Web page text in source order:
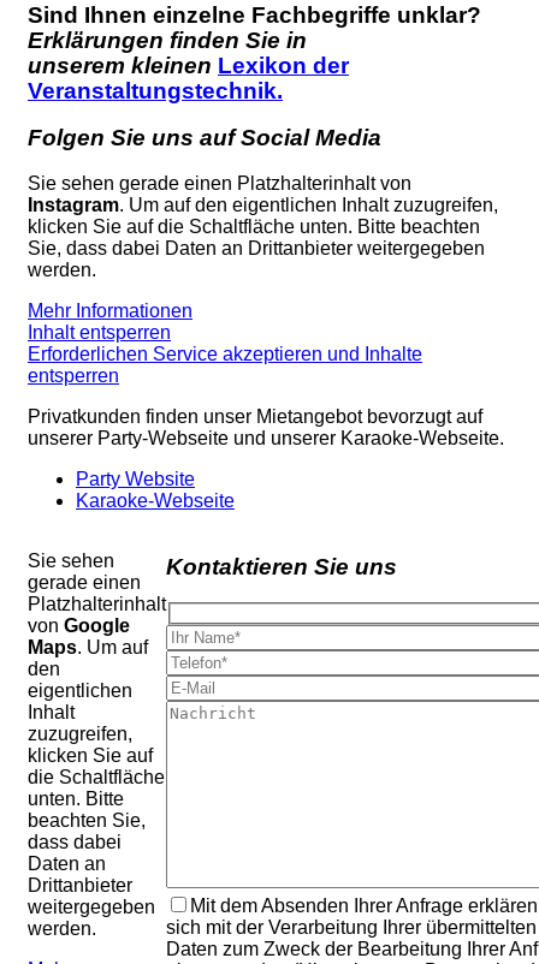
Sind Ihnen einzelne Fachbegriffe unklar?
Erklärungen finden Sie in
unserem kleinen Lexikon der
Veranstaltungstechnik.
Folgen Sie uns auf Social Media
Sie sehen gerade einen Platzhalterinhalt von
Instagram. Um auf den eigentlichen Inhalt zuzugreifen,
klicken Sie auf die Schaltfläche unten. Bitte beachten
Sie, dass dabei Daten an Drittanbieter weitergegeben
werden.
Mehr Informationen
Inhalt entsperren
Erforderlichen Service akzeptieren und Inhalte
entsperren
Privatkunden finden unser Mietangebot bevorzugt auf
unserer Party-Webseite und unserer Karaoke-Webseite.
Party Website
Karaoke-Webseite
Sie sehen
gerade einen
Platzhalterinhalt
von Google
Maps. Um auf
den
eigentlichen
Inhalt
zuzugreifen,
klicken Sie auf
die Schaltfläche
unten. Bitte
beachten Sie,
dass dabei
Daten an
Drittanbieter
weitergegeben
werden.
Kontaktieren Sie uns
Mit dem Absenden Ihrer Anfrage
sich mit der Verarbeitung Ihrer übermittelten
Daten zum Zweck der Bearbeitung Ihrer